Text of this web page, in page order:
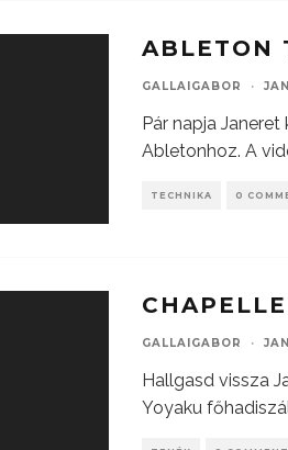
ABLETON
GALLAIGABOR ·
Pár napja
Abletonhoz. A
TECHNIKA 0
GALLAIGABOR ·
Hallgasd vissza
Yoyaku